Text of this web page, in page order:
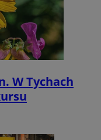
W Tychach